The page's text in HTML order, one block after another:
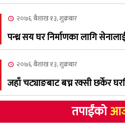
२०७६ बैशाख १३, शुक्रबार
पन्ध्र सय घर निर्माणका लागि
२०७६ बैशाख १३, शुक्रबार
जहाँ चट्याङबाट बच्न रक्सी छर्केर
तपाईंको